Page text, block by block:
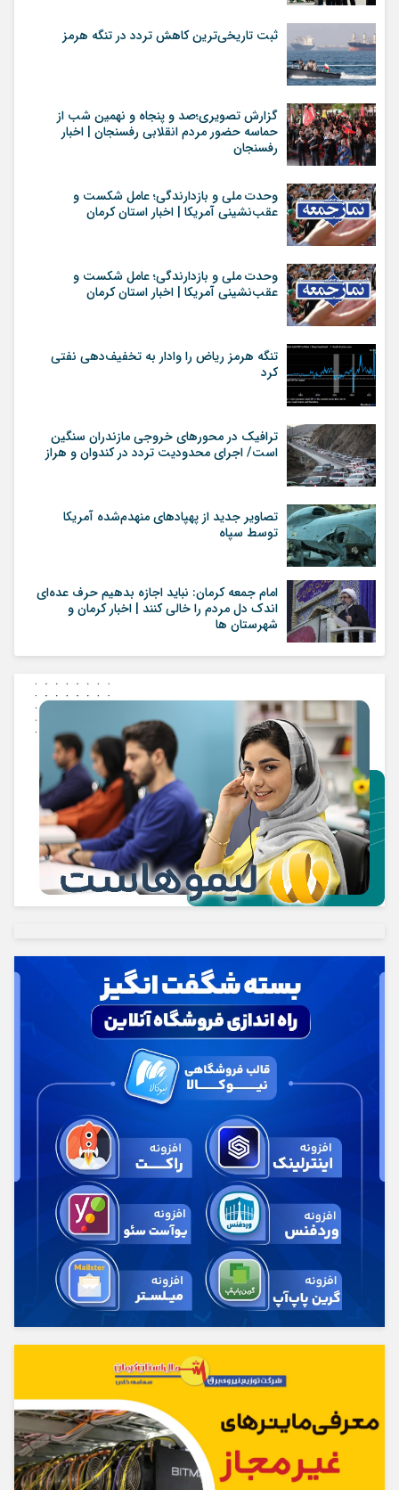
ثبت تاریخی‌ترین کاهش تردد در تنگه هرمز
گزارش تصویری؛صد و پنجاه و نهمین شب از
حماسه حضور مردم انقلابی رفسنجان | اخبار
رفسنجان
وحدت ملی و بازدارندگی؛ عامل شکست و
عقب‌نشینی آمریکا | اخبار استان کرمان
وحدت ملی و بازدارندگی؛ عامل شکست و
عقب‌نشینی آمریکا | اخبار استان کرمان
تنگه هرمز ریاض را وادار به تخفیف‌دهی نفتی
کرد
ترافیک در محورهای خروجی مازندران سنگین
است/ اجرای محدودیت تردد در کندوان و هراز
تصاویر جدید از پهپاد‌های منهدم‌شده آمریکا
توسط سپاه
امام جمعه کرمان: نباید اجازه بدهیم حرف عده‌ای
اندک دل مردم را خالی کنند | اخبار کرمان و
شهرستان ها